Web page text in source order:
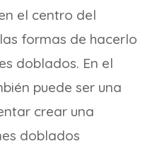
el centro del
formas de hacerlo
doblados. En el
puede ser una
crear una
doblados